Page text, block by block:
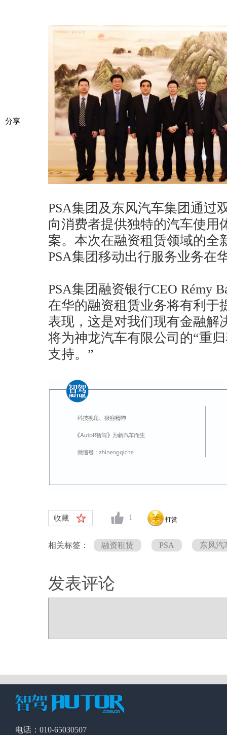
分享
PSA集团及东风汽车集团通过
向消费者提供独特的汽车使用
案。本次在融资租赁领域的全
PSA集团移动出行服务业务在
PSA集团融资银行CEO Rémy
在华的融资租赁业务将有利于
表现，这是对我们现有金融解
将为神龙汽车有限公司的“重
支持。”
收藏 1 打赏
相关标签： 融资租赁 PSA 东风汽
发表评论
电话：010-65030507